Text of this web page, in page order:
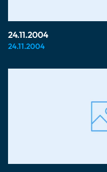
24.11.2004
24.11.2004